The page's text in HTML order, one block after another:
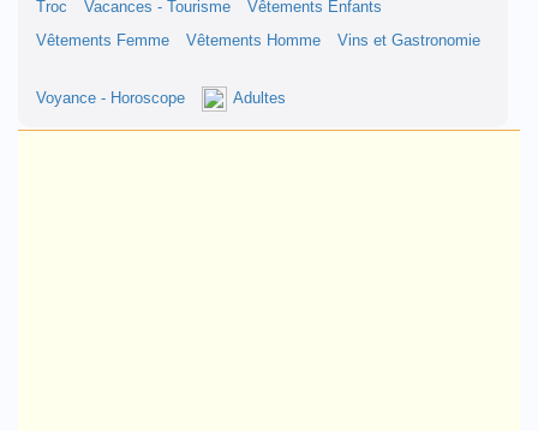
Troc
Vacances - Tourisme
Vêtements Enfants
Vêtements Femme
Vêtements Homme Vins et Gastronomie
Voyance - Horoscope Adultes